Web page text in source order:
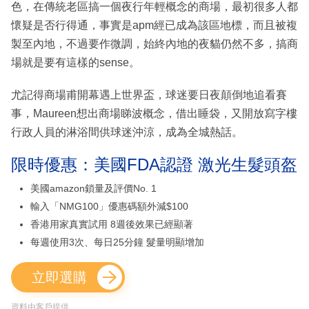
色，在傳統老區搞一個夜行年輕概念的商場，最初很多人都
懷疑是否行得通，事實是apm經已成為該區地標，而且被複
製至內地，不過要作微調，始終內地的夜貓仍然不多，搞商
場就是要有這樣的sense。
尤記得商場甫開幕遇上世界盃，球迷要日夜顛倒地追看賽
事，Maureen想出商場睇波概念，借出睡袋，又開放寫字樓
行政人員的淋浴間供球迷沖涼，成為全城熱話。
限時優惠：美國FDA認證 激光生髮頭盔
美國amazon鎖量及評價No. 1
輸入「NMG100」優惠碼額外減$100
香港用家真實試用 8週後效果已經顯著
每週使用3次、每日25分鐘 髮量明顯增加
立即選購
資料由客戶提供